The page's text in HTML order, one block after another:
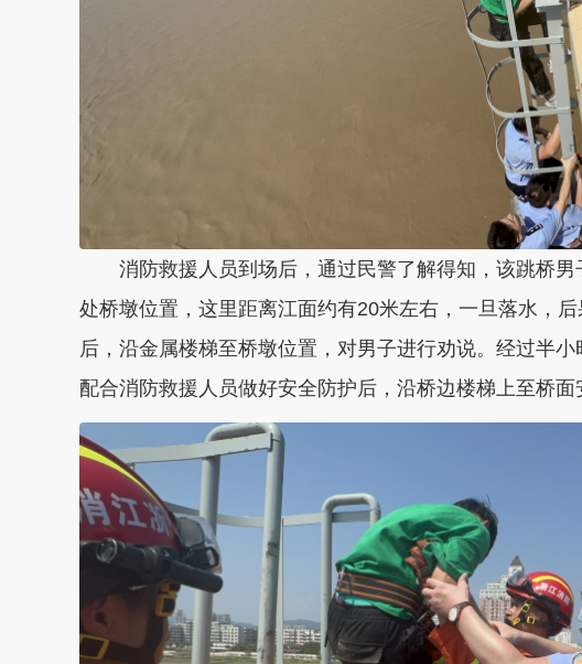
消防救援人员到场后，通过民警了解得知，该跳桥
处桥墩位置，这里距离江面约有20米左右，一旦落水，
后，沿金属楼梯至桥墩位置，对男子进行劝说。经过半
配合消防救援人员做好安全防护后，沿桥边楼梯上至桥面